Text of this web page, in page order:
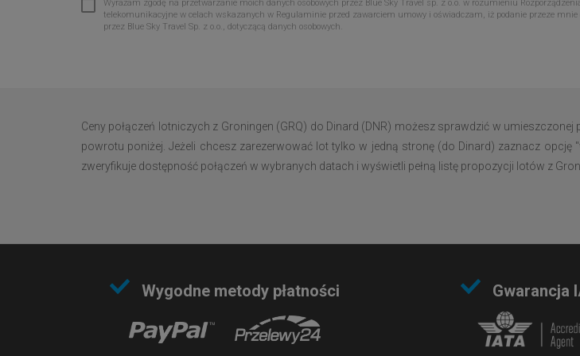
Wyrażam zgodę na przetwarzanie moich danych osobowych przez Blue Sky Travel sp. z o.o. w rozumieniu
telekomunikacyjne w celach wskazanych w Regulaminie przed zawarciem umowy i oświadczam, iż podanie przeze
przez Blue Sky Travel Sp. z o.o., dotyczącą danych osobowych.
Ceny połączeń lotniczych z Groningen (GRQ) do Dinard (DNR) możesz sprawdzić w
powrotu poniżej. Jeżeli chcesz zarezerwować lot tylko w jedną stronę (do Dinard) zaznacz
zweryfikuje dostępność połączeń w wybranych datach i wyświetli pełną listę propozycji lotów z
Wygodne metody płatności Gwarancja